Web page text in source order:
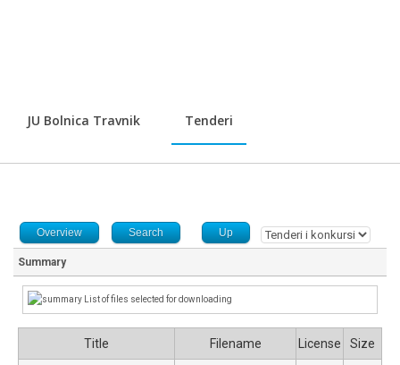
JU Bolnica Travnik Tenderi
Overview Search Up
Summary
List of files selected for downloading
Title Filename License Size